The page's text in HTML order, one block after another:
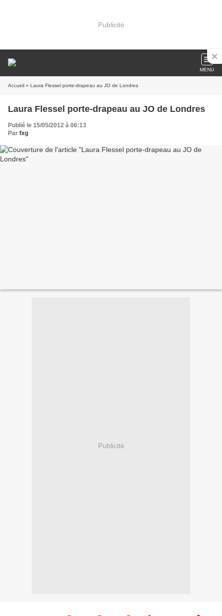
Publicité
MENU
Accueil » Laura Flessel porte-drapeau au JO de Londres
Laura Flessel porte-drapeau au JO de Londres
Publié le 15/05/2012 à 06:13
Par fxg
Publicité